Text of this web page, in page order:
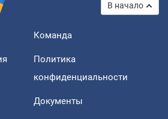
В начало
Команда
Политика
конфиденциальности
Документы